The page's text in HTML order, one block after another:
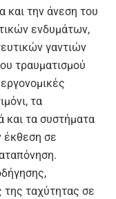
και την άνεση του
ενδυμάτων,
γαντιών
τραυματισμού
τα
και τα συστήματα
έκθεση σε
ταχύτητας σε